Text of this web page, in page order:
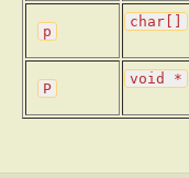
p
char[]
P
void *